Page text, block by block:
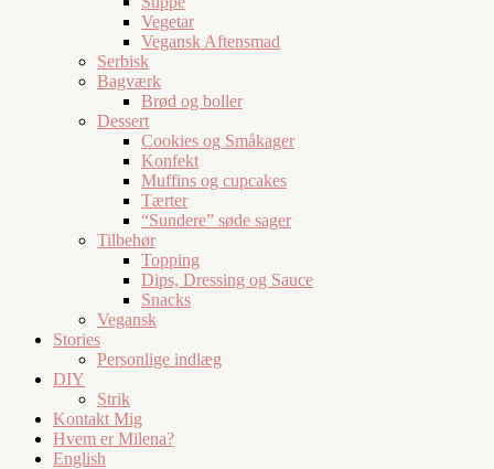
Vegetar
Vegansk Aftensmad
Serbisk
Bagværk
Brød og boller
Dessert
Cookies og Småkager
Konfekt
Muffins og cupcakes
Tærter
“Sundere” søde sager
Tilbehør
Topping
Dips, Dressing og Sauce
Snacks
Vegansk
Stories
Personlige indlæg
DIY
Strik
Kontakt Mig
Hvem er Milena?
English